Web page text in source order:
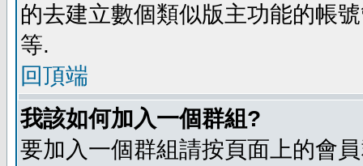
的去建立數個類似版主功能的帳
等.
回頂端
我該如何加入一個群組?
要加入一個群組請按頁面上的會